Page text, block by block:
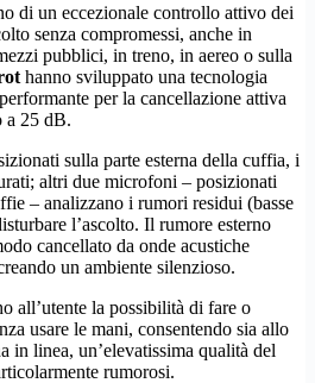
di un eccezionale controllo attivo dei
senza compromessi, anche in
pubblici, in treno, in aereo o sulla
hanno sviluppato una tecnologia
per la cancellazione attiva
a 25 dB.
sulla parte esterna della cuffia, i
altri due microfoni – posizionati
– analizzano i rumori residui (basse
l’ascolto. Il rumore esterno
cancellato da onde acustiche
un ambiente silenzioso.
all’utente la possibilità di fare o
usare le mani, consentendo sia allo
in linea, un’elevatissima qualità del
rumorosi.